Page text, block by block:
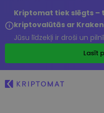
Kriptomat tiek slēgts
kriptovalūtās ar
Jūsu līdzekļi ir droši un
Lasīt